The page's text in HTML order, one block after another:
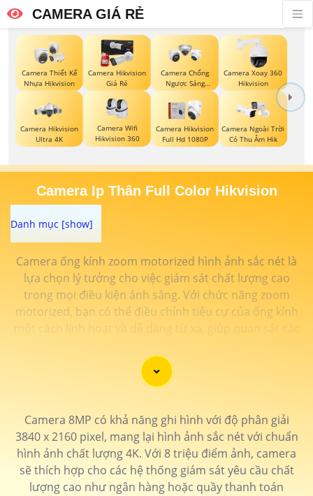
CAMERA GIÁ RẺ
Camera Thiết Kế
Nhựa Hikvision
Camera Hikvision
Giá Rẻ
Camera Chống
Ngược Sáng
Hikvision
Camera Xoay 360
Hikvision
Camera Hikvision
Ultra 4K
Camera Wifi
Hikvision 360
Camera Hikvision
Full Hd 1080P
Camera Ngoài Trời
Có Thu Âm Hik
Camera Ip Thân Full Color Hikvision
Camera ống kính zoom motorized hình ảnh sắc nét là
lựa chọn lý tưởng cho việc giám sát chất lượng cao
trong mọi điều kiện ánh sáng. Với chức năng zoom
motorized, bạn có thể điều chỉnh tiêu cự của ống kính
một cách linh hoạt và dễ dàng từ xa, giúp quan sát các
camera này sắc nét và chi tiết, giúp bạn dễ dàng nhận
diện và phân biệt chi tiết trong hình ảnh.
Camera 8MP có khả năng ghi hình với độ phân giải
3840 x 2160 pixel, mang lại hình ảnh sắc nét với chuẩn
hình ảnh chất lượng 4K. Với 8 triệu điểm ảnh, camera
sẽ thích hợp cho các hệ thống giám sát yêu cầu chất
lượng cao như ngân hàng hoặc quầy thanh toán